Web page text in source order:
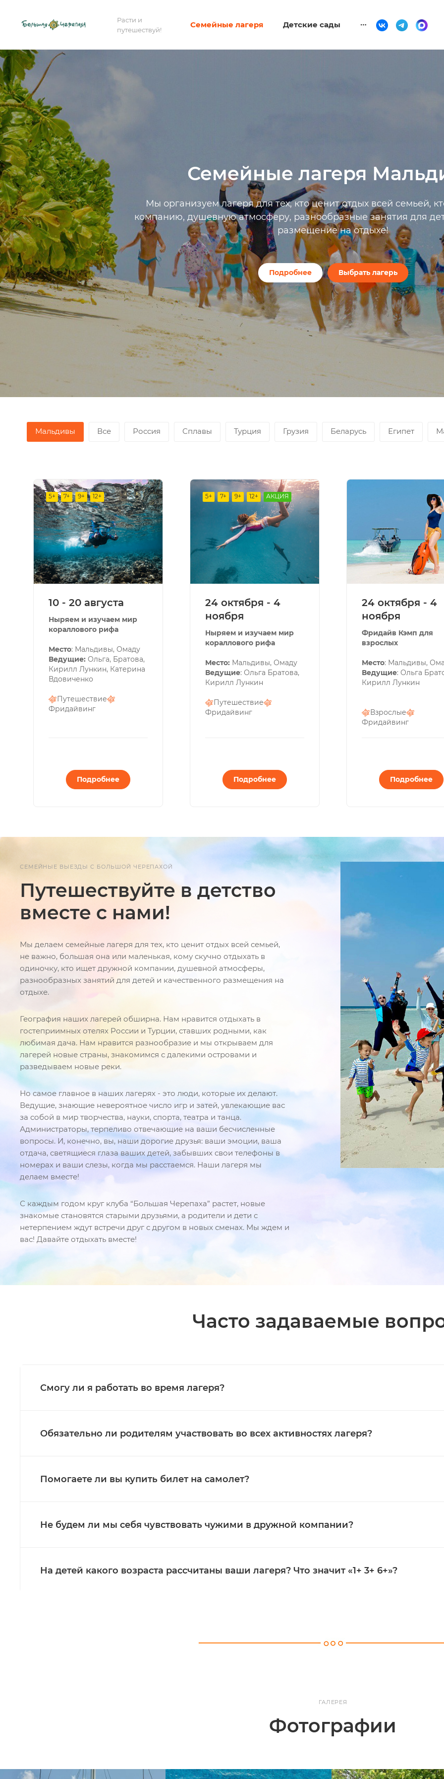
Расти и
путешествуй!
Семейные лагеря Детские сады
Семейные лагеря
Мы организуем лагеря для тех, кто ценит отдых всей семьей,
компанию, душевную атмосферу, разнообразные занятия для
размещение на отдыхе!
Подробнее Выбрать лагерь
Мальдивы Все Россия Сплавы Турция Грузия Беларусь Египет
5+ 7+ 9+ 12+
10 - 20 августа
Ныряем и изучаем мир
кораллового рифа
Место: Мальдивы, Омаду
Ведущие: Ольга, Братова,
Кирилл Лункин, Катерина
Вдовиченко
Путешествие
Фридайвинг
Подробнее
5+ 7+ 9+ 12+ АКЦИЯ
24 октября - 4
ноября
Ныряем и изучаем мир
кораллового рифа
Место: Мальдивы, Омаду
Ведущие: Ольга Братова,
Кирилл Лункин
Путешествие
Фридайвинг
Подробнее
24 октября - 4
ноября
Фридайв Кэмп для
взрослых
Место: Мальдивы,
Ведущие: Ольга
Кирилл Лункин
Взрослые
Фридайвинг
Подробнее
СЕМЕЙНЫЕ ВЫЕЗДЫ С БОЛЬШОЙ ЧЕРЕПАХОЙ
Путешествуйте в детство
вместе с нами!
Мы делаем семейные лагеря для тех, кто ценит отдых всей семьей,
не важно, большая она или маленькая, кому скучно отдыхать в
одиночку, кто ищет дружной компании, душевной атмосферы,
разнообразных занятий для детей и качественного размещения на
отдыхе.
География наших лагерей обширна. Нам нравится отдыхать в
гостеприимных отелях России и Турции, ставших родными, как
любимая дача. Нам нравится разнообразие и мы открываем для
лагерей новые страны, знакомимся с далекими островами и
разведываем новые реки.
Но самое главное в наших лагерях - это люди, которые их делают.
Ведущие, знающие невероятное число игр и затей, увлекающие вас
за собой в мир творчества, науки, спорта, театра и танца.
Администраторы, терпеливо отвечающие на ваши бесчисленные
вопросы. И, конечно, вы, наши дорогие друзья: ваши эмоции, ваша
отдача, светящиеся глаза ваших детей, забывших свои телефоны в
номерах и ваши слезы, когда мы расстаемся. Наши лагеря мы
делаем вместе!
С каждым годом круг клуба “Большая Черепаха” растет, новые
знакомые становятся старыми друзьями, а родители и дети с
нетерпением ждут встречи друг с другом в новых сменах. Мы ждем и
вас! Давайте отдыхать вместе!
Часто задаваемые
Смогу ли я работать во время лагеря?
Обязательно ли родителям участвовать во всех активностях лагеря?
Помогаете ли вы купить билет на самолет?
Не будем ли мы себя чувствовать чужими в дружной компании?
На детей какого возраста рассчитаны ваши лагеря? Что значит «1+ 3+ 6+»?
ГАЛЕРЕЯ
Фотографии